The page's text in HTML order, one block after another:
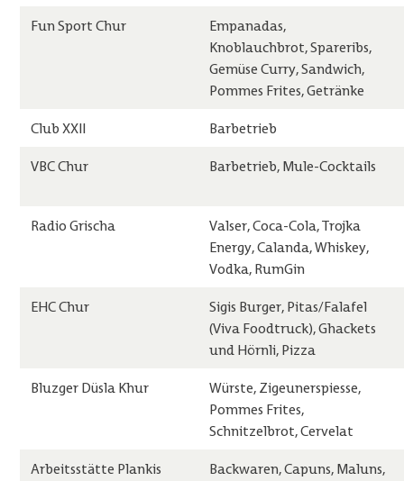
Fun Sport Chur
Empanadas,
Knoblauchbrot, Spareribs,
Gemüse Curry, Sandwich,
Pommes Frites, Getränke
Club XXII Barbetrieb
VBC Chur Barbetrieb, Mule-Cocktails
Radio Grischa
Valser, Coca-Cola, Trojka
Energy, Calanda, Whiskey,
Vodka, RumGin
EHC Chur
Sigis Burger, Pitas/Falafel
(Viva Foodtruck), Ghackets
und Hörnli, Pizza
Bluzger Düsla Khur
Würste, Zigeunerspiesse,
Pommes Frites,
Schnitzelbrot, Cervelat
Arbeitsstätte Plankis
Backwaren, Capuns, Maluns,